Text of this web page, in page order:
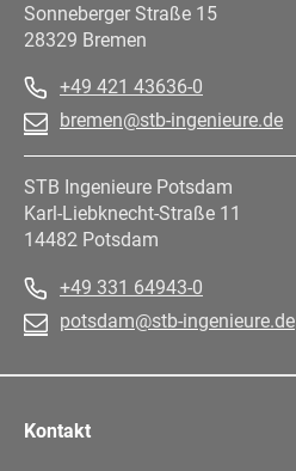
Sonneberger Straße 15
28329 Bremen
+49 421 43636-0
bremen@stb-ingenieure.de
STB Ingenieure Potsdam
Karl-Liebknecht-Straße 11
14482 Potsdam
+49 331 64943-0
potsdam@stb-ingenieure.de
Kontakt